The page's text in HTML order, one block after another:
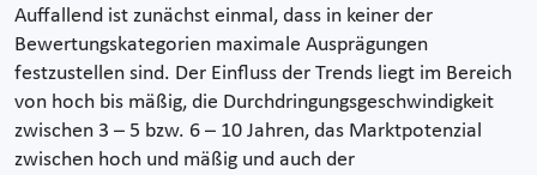
Auffallend ist zunächst einmal, dass in keiner der
Bewertungskategorien maximale Ausprägungen
festzustellen sind. Der Einfluss der Trends liegt im Bereich
von hoch bis mäßig, die Durchdringungsgeschwindigkeit
zwischen 3 – 5 bzw. 6 – 10 Jahren, das Marktpotenzial
zwischen hoch und mäßig und auch der